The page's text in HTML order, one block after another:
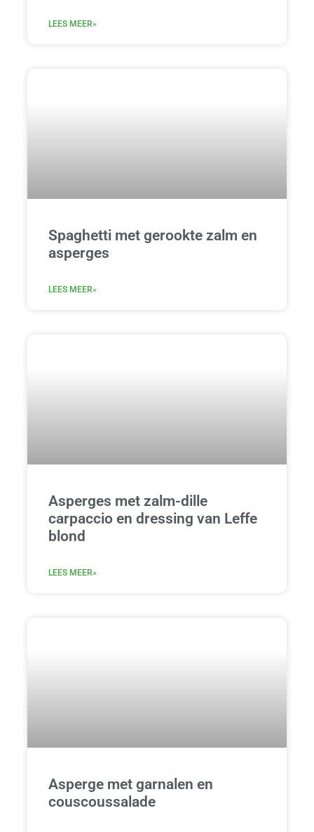
LEES MEER»
Spaghetti met gerookte zalm en
asperges
LEES MEER»
Asperges met zalm-dille
carpaccio en dressing van Leffe
blond
LEES MEER»
Asperge met garnalen en
couscoussalade